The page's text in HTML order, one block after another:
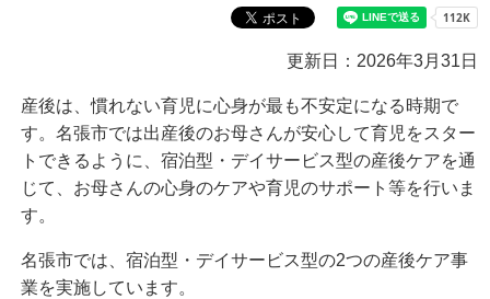
更新日：2026年3月31日
産後は、慣れない育児に心身が最も不安定になる時期で
す。名張市では出産後のお母さんが安心して育児をスター
トできるように、宿泊型・デイサービス型の産後ケアを通
じて、お母さんの心身のケアや育児のサポート等を行いま
す。
名張市では、宿泊型・デイサービス型の2つの産後ケア事
業を実施しています。